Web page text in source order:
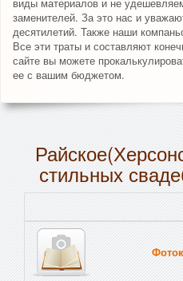
заменителей. За это нас и
десятилетий. Также наши
Все эти траты и составляют
сайте вы можете
ее с вашим бюджетом.
стильных